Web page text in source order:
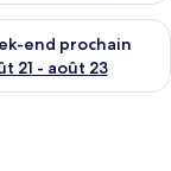
14 - août 16
end prochain
21 - août 23
pour